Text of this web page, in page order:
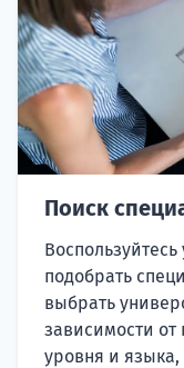
Поиск
подобрать
выбрать
зависимости от
уровня и